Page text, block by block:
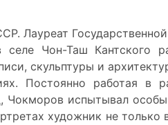
Лауреат
Чон-Таш Кантского
скульптуры и
Постоянно работая
испытывал
художник не только